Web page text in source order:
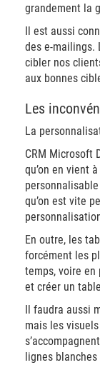
grandement la
Il est aussi
des e-mailings.
cibler nos
aux bonnes
Les
La
CRM Microsoft
qu’on en vient
qu’on est vite
En outre, les
forcément les
temps, voire
et créer un
Il faudra aussi
mais les
lignes